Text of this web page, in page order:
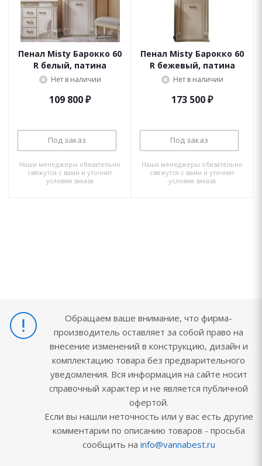
Пенал Misty Барокко 60
R белый, патина
Нет в наличии
109 800₽
Под заказ
Наши менеджеры обязательно
свяжутся с вами и уточнят
условия заказа
Пенал Misty Барокко 60
R бежевый, патина
Нет в наличии
173 500₽
Под заказ
Наши менеджеры обязательно
свяжутся с вами и уточнят
условия заказа
Обращаем ваше внимание, что фирма-
производитель оставляет за собой право на
внесение изменений в конструкцию, дизайн и
комплектацию товара без предварительного
уведомления. Вся информация на сайте носит
справочный характер и не является публичной
офертой.
Если вы нашли неточность или у вас есть другие
комментарии по описанию товаров - просьба
сообщить на info@vannabest.ru